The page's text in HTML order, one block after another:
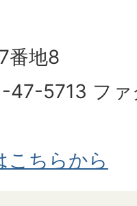
番地8
47-5713 フ
こちらから